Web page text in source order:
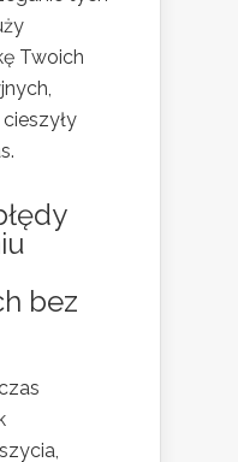
Twoich
bez